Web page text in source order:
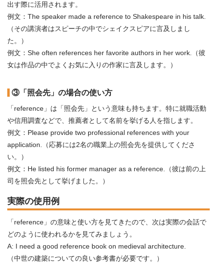
出す際に活用されます。
例文：The speaker made a reference to Shakespeare in his talk.
（その講演者はスピーチの中でシェイクスピアに言及しまし
た。）
例文：She often references her favorite authors in her work.（彼
女は作品の中でよくお気に入りの作家に言及します。）
③「照会先」の場合の使い方
「reference」は「照会先」という意味も持ちます。特に就職活動
や信用調査などで、推薦者として名前を挙げる人を指します。
例文：Please provide two professional references with your
application.（応募には2名の職業上の照会先を提供してくださ
い。）
例文：He listed his former manager as a reference.（彼は前の上
司を照会先として挙げました。）
実際の使用例
「reference」の意味と使い方を見てきたので、次は実際の会話で
どのように使われるかを見てみましょう。
A: I need a good reference book on medieval architecture.
（中世の建築についての良い参考書が必要です。）